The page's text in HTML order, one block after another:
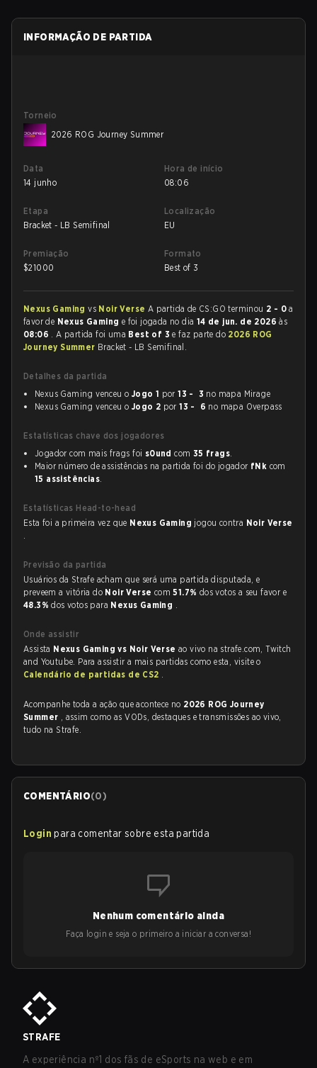
INFORMAÇÃO DE PARTIDA
Torneio
2026 ROG Journey Summer
Data
14 junho
Hora de início
08:06
Etapa
Bracket - LB Semifinal
Localização
EU
Premiação
$21000
Formato
Best of 3
Nexus Gamingvs Noir Verse A partida de CS:GO terminou 2 - 0 a
favor de Nexus Gaming e foi jogada no dia 14 de jun. de 2026às
08:06 . A partida foi uma Best of 3e faz parte do 2026 ROG
Journey Summer Bracket - LB Semifinal.
Detalhes da partida
Nexus Gaming venceu o Jogo 1 por13 - 3 no mapa Mirage
Nexus Gaming venceu o Jogo 2 por13 - 6 no mapa Overpass
Estatísticas chave dos jogadores
Jogador com mais frags foi s0und com 35 frags.
Maior número de assistências na partida foi do jogador fNk com
15 assistências.
Estatísticas Head-to-head
Esta foi a primeira vez que Nexus Gaming jogou contra Noir Verse
.
Previsão da partida
Usuários da Strafe acham que será uma partida disputada, e
preveem a vitória do Noir Verse com51.7% dos votos a seu favor e
48.3%dos votos para Nexus Gaming .
Onde assistir
Assista Nexus Gaming vs Noir Verseao vivo na strafe.com, Twitch
and Youtube. Para assistir a mais partidas como esta, visite o
Calendário de partidas de CS2 .
Acompanhe toda a ação que acontece no 2026 ROG Journey
Summer , assim como as VODs, destaques e transmissões ao vivo,
tudo na Strafe.
COMENTÁRIO(0)
Login para comentar sobre esta partida
Nenhum comentário ainda
Faça login e seja o primeiro a iniciar a conversa!
STRAFE
A experiência nº1 dos fãs de eSports na web e em